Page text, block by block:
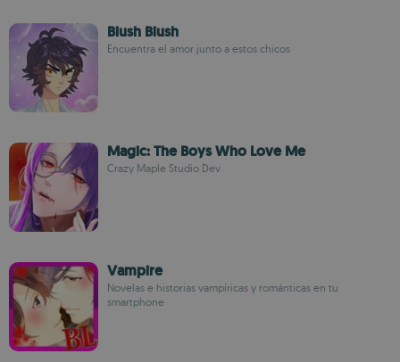
Blush Blush
Encuentra el amor junto a estos chicos
Magic: The Boys Who Love Me
Crazy Maple Studio Dev
Vampire
Novelas e historias vampíricas y románticas en tu
smartphone